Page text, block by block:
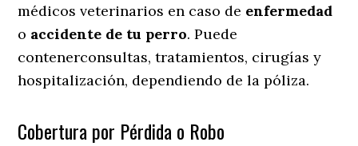
médicos veterinarios en caso de enfermedad
o accidente de tu perro. Puede
contenerconsultas, tratamientos, cirugías y
hospitalización, dependiendo de la póliza.
Cobertura por Pérdida o Robo